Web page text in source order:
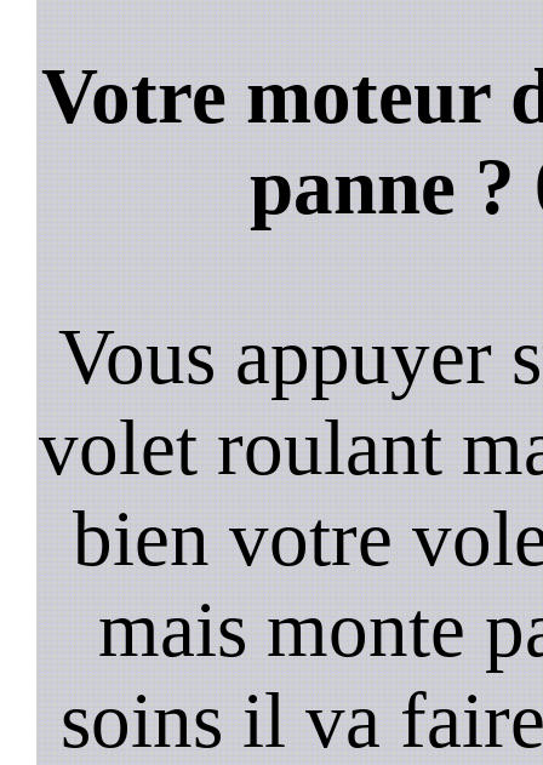
Votre moteur
panne ?
Vous appuyer
volet roulant
bien votre
mais monte
soins il va